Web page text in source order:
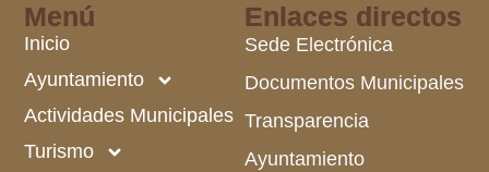
Enlaces directos
Sede Electrónica
Documentos Municipales
Transparencia
Ayuntamiento
Menú
Inicio
Ayuntamiento
Actividades Municipales
Turismo